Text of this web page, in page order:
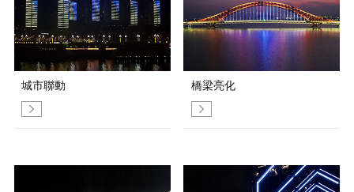
城市聯動 橋梁亮化